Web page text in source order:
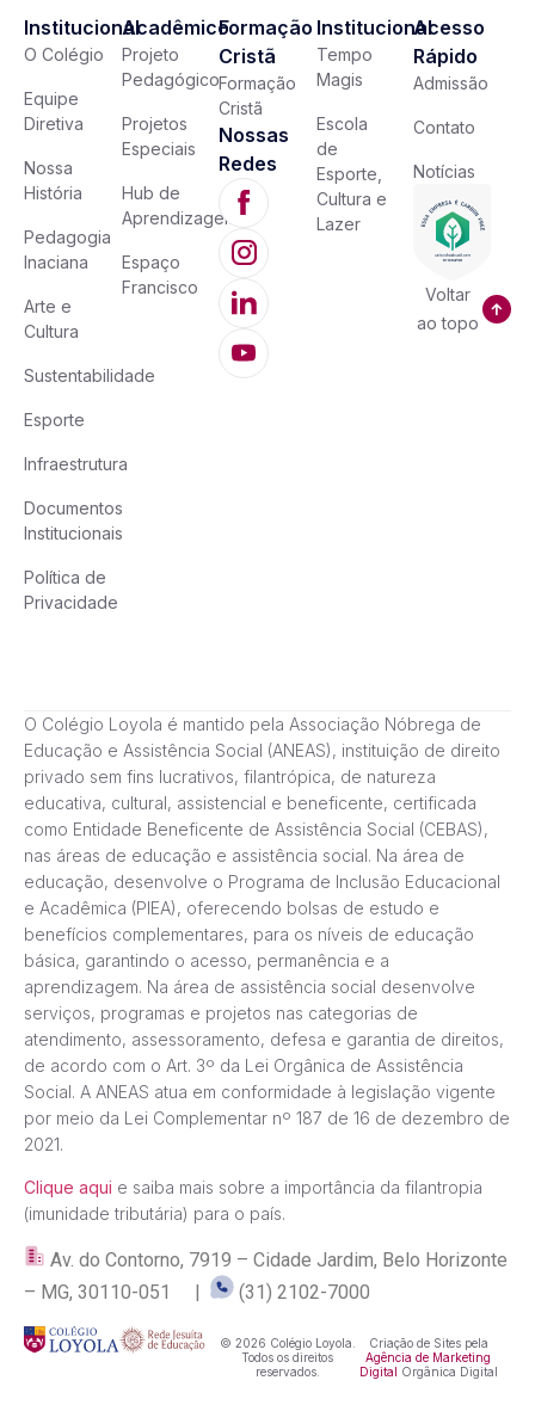
Institucional
O Colégio
Equipe
Diretiva
Nossa
História
Pedagogia
Inaciana
Arte e
Cultura
Sustentabilidade
Esporte
Infraestrutura
Documentos
Institucionais
Política de
Privacidade
Acadêmico
Projeto
Pedagógico
Projetos
Especiais
Hub de
Aprendizagem
Espaço
Francisco
Formação
Cristã
Formação
Cristã
Nossas
Redes
Institucional
Tempo
Magis
Escola
de
Esporte,
Cultura e
Lazer
Acesso
Rápido
Admissão
Contato
Notícias
Voltar
ao topo
O Colégio Loyola é mantido pela Associação Nóbrega de
Educação e Assistência Social (ANEAS), instituição de direito
privado sem fins lucrativos, filantrópica, de natureza
educativa, cultural, assistencial e beneficente, certificada
como Entidade Beneficente de Assistência Social (CEBAS),
nas áreas de educação e assistência social. Na área de
educação, desenvolve o Programa de Inclusão Educacional
e Acadêmica (PIEA), oferecendo bolsas de estudo e
benefícios complementares, para os níveis de educação
básica, garantindo o acesso, permanência e a
aprendizagem. Na área de assistência social desenvolve
serviços, programas e projetos nas categorias de
atendimento, assessoramento, defesa e garantia de direitos,
de acordo com o Art. 3º da Lei Orgânica de Assistência
Social. A ANEAS atua em conformidade à legislação vigente
por meio da Lei Complementar nº 187 de 16 de dezembro de
2021.
Clique aqui e saiba mais sobre a importância da filantropia
(imunidade tributária) para o país.
Av. do Contorno, 7919 – Cidade Jardim, Belo Horizonte
– MG, 30110-051 |
(31) 2102-7000
© 2026 Colégio Loyola.
Todos os direitos
reservados.
Criação de Sites pela
Agência de Marketing
Digital Orgânica Digital